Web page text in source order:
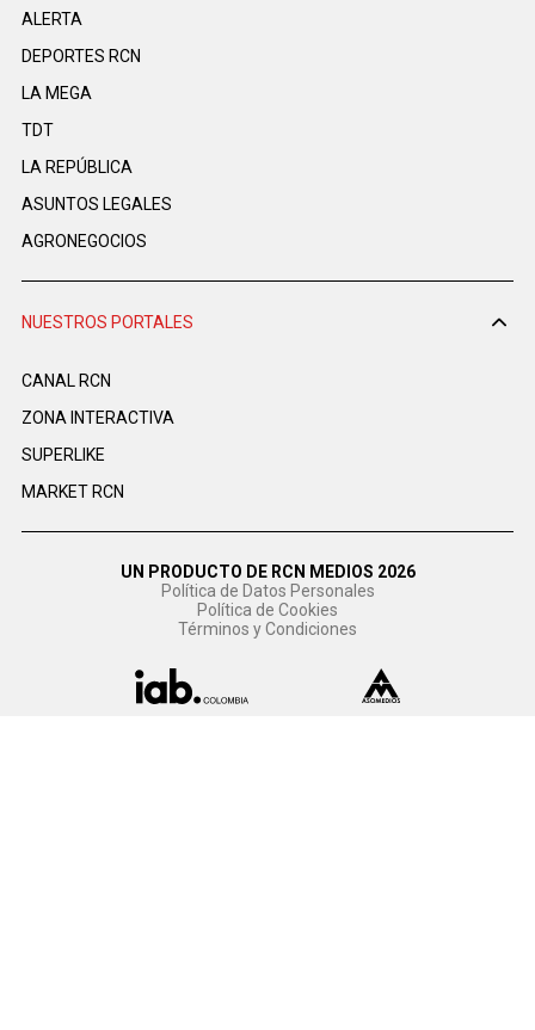
ALERTA
DEPORTES RCN
LA MEGA
TDT
LA REPÚBLICA
ASUNTOS LEGALES
AGRONEGOCIOS
NUESTROS PORTALES
CANAL RCN
ZONA INTERACTIVA
SUPERLIKE
MARKET RCN
UN PRODUCTO DE RCN MEDIOS 2026
Política de Datos Personales
Política de Cookies
Términos y Condiciones